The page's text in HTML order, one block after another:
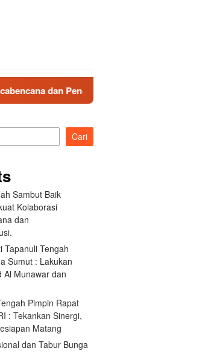
Inklusi.
Cari
Sambut Baik
Kolaborasi
dan
Tapanuli Tengah
Sumut : Lakukan
Al Munawar dan
Pimpin Rapat
: Tekankan Sinergi,
Matang
dan Tabur Bunga